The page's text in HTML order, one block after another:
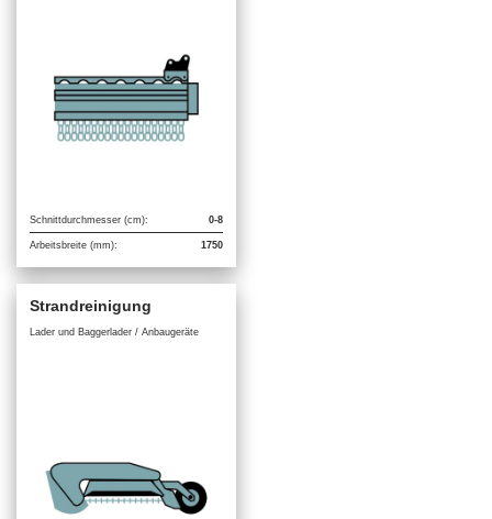
Schnittdurchmesser (cm): 0-8
Arbeitsbreite (mm): 1750
Strandreinigung
Lader und Baggerlader / Anbaugeräte